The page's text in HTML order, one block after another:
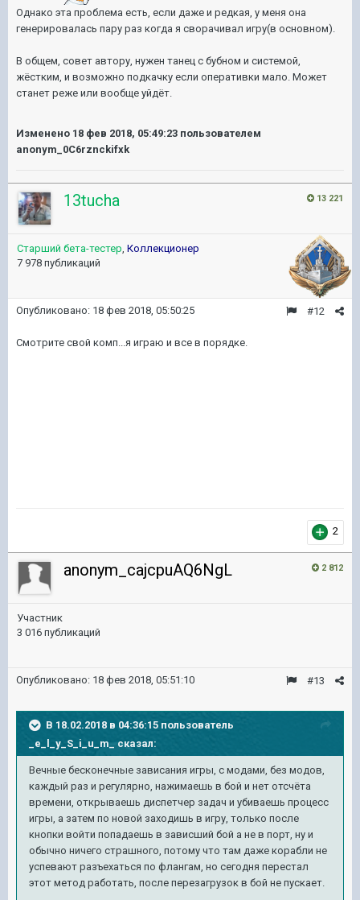
Однако эта проблема есть, если даже и редкая, у меня она
генерировалась пару раз когда я сворачивал игру(в основном).
В общем, совет автору, нужен танец с бубном и системой,
жёстким, и возможно подкачку если оперативки мало. Может
станет реже или вообще уйдёт.
Изменено 18 фев 2018, 05:49:23 пользователем
anonym_0C6rznckifxk
13 221
13tucha
Старший бета-тестер, Коллекционер
7 978 публикаций
#12
Опубликовано: 18 фев 2018, 05:50:25
Смотрите свой комп...я играю и все в порядке.
2
2 812
anonym_cajcpuAQ6NgL
Участник
3 016 публикаций
#13
Опубликовано: 18 фев 2018, 05:51:10
В 18.02.2018 в 04:36:15 пользователь
_e_l_y_S_i_u_m_сказал:
Вечные бесконечные зависания игры, с модами, без модов,
каждый раз и регулярно, нажимаешь в бой и нет отсчёта
времени, открываешь диспетчер задач и убиваешь процесс
игры, а затем по новой заходишь в игру, только после
кнопки войти попадаешь в зависший бой а не в порт, ну и
обычно ничего страшного, потому что там даже корабли не
успевают разъехаться по флангам, но сегодня перестал
этот метод работать, после перезагрузок в бой не пускает.